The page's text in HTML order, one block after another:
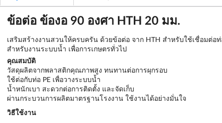
ข้อต่อ ข้องอ 90 องศา HTH 20 มม.
เสริมสร้างงานสวนให้ครบครัน ด้วยข้อต่อ จาก HTH สำหรับใช้เชื่อมต่
สำหรับงานระบบน้ำ เพื่อการเกษตรทั่วไป
คุณสมบัติ
วัสดุผลิตจากพลาสติกคุณภาพสูง ทนทานต่อการผุกรอบ
ใช้ต่อกับท่อ PE เพื่อวางระบบน้ำ
น้ำหนักเบา สะดวกต่อการติดตั้ง และจัดเก็บ
ผ่านกระบวนการผลิตมาตรฐานโรงงาน ใช้งานได้อย่างมั่นใจ
วิธีใช้งาน